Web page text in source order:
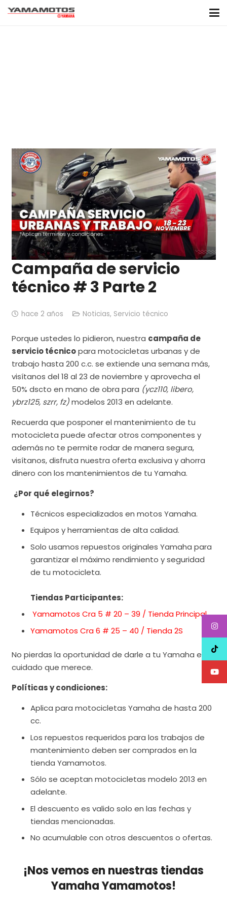
Campaña de servicio
técnico # 3 Parte 2
hace 2 años Noticias, Servicio técnico
Porque ustedes lo pidieron, nuestra campaña de
servicio técnicopara motocicletas urbanas y de
trabajo hasta 200 c.c. se extiende una semana más,
visítanos del 18 al 23 de noviembre y aprovecha el
50% dscto en mano de obra para (ycz110, libero,
ybrz125, szrr, fz)modelos 2013 en adelante.
Recuerda que posponer el mantenimiento de tu
motocicleta puede afectar otros componentes y
ademásno te permite rodar de manera segura,
visítanos, disfruta nuestra oferta exclusiva y ahorra
dinero con los mantenimientos de tu Yamaha.
¿Por qué elegirnos?
Técnicos especializados en motos Yamaha.
Equipos y herramientas de alta calidad.
Solo usamos repuestos originales Yamaha para
garantizar el máximo rendimiento y seguridad
de tu motocicleta.
Tiendas Participantes:
Yamamotos Cra 5 # 20 – 39 / Tienda Principal
Yamamotos Cra 6 # 25 – 40 / Tienda 2S
No pierdas la oportunidad de darle a tu Yamaha el
cuidado que merece.
Políticas y condiciones:
Aplica para motocicletas Yamaha de hasta 200
cc.
Los repuestos requeridos para los trabajos de
mantenimiento deben ser comprados en la
tienda Yamamotos.
Sólo se aceptan motocicletas modelo 2013 en
adelante.
El descuento es valido solo en las fechas y
tiendas mencionadas.
No acumulable con otros descuentos o ofertas.
¡Nos vemos en nuestras tiendas
Yamaha Yamamotos!